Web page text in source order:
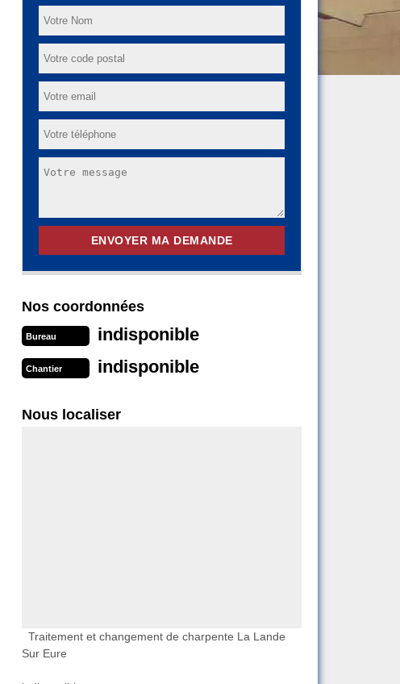
Nos coordonnées
Bureau indisponible
Chantier indisponible
Nous localiser
Traitement et changement de charpente La Lande
Sur Eure